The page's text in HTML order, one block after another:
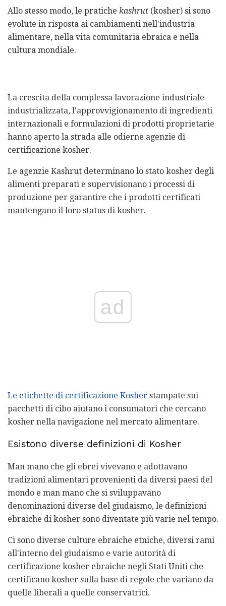
Allo stesso modo, le pratiche kashrut (kosher) si sono
evolute in risposta ai cambiamenti nell'industria
alimentare, nella vita comunitaria ebraica e nella
cultura mondiale.
La crescita della complessa lavorazione industriale
industrializzata, l'approvvigionamento di ingredienti
internazionali e formulazioni di prodotti proprietarie
hanno aperto la strada alle odierne agenzie di
certificazione kosher.
Le agenzie Kashrut determinano lo stato kosher degli
alimenti preparati e supervisionano i processi di
produzione per garantire che i prodotti certificati
mantengano il loro status di kosher.
ad
Le etichette di certificazione Kosher stampate sui
pacchetti di cibo aiutano i consumatori che cercano
kosher nella navigazione nel mercato alimentare.
Esistono diverse definizioni di Kosher
Man mano che gli ebrei vivevano e adottavano
tradizioni alimentari provenienti da diversi paesi del
mondo e man mano che si sviluppavano
denominazioni diverse del giudaismo, le definizioni
ebraiche di kosher sono diventate più varie nel tempo.
Ci sono diverse culture ebraiche etniche, diversi rami
all'interno del giudaismo e varie autorità di
certificazione kosher ebraiche negli Stati Uniti che
certificano kosher sulla base di regole che variano da
quelle liberali a quelle conservatrici.